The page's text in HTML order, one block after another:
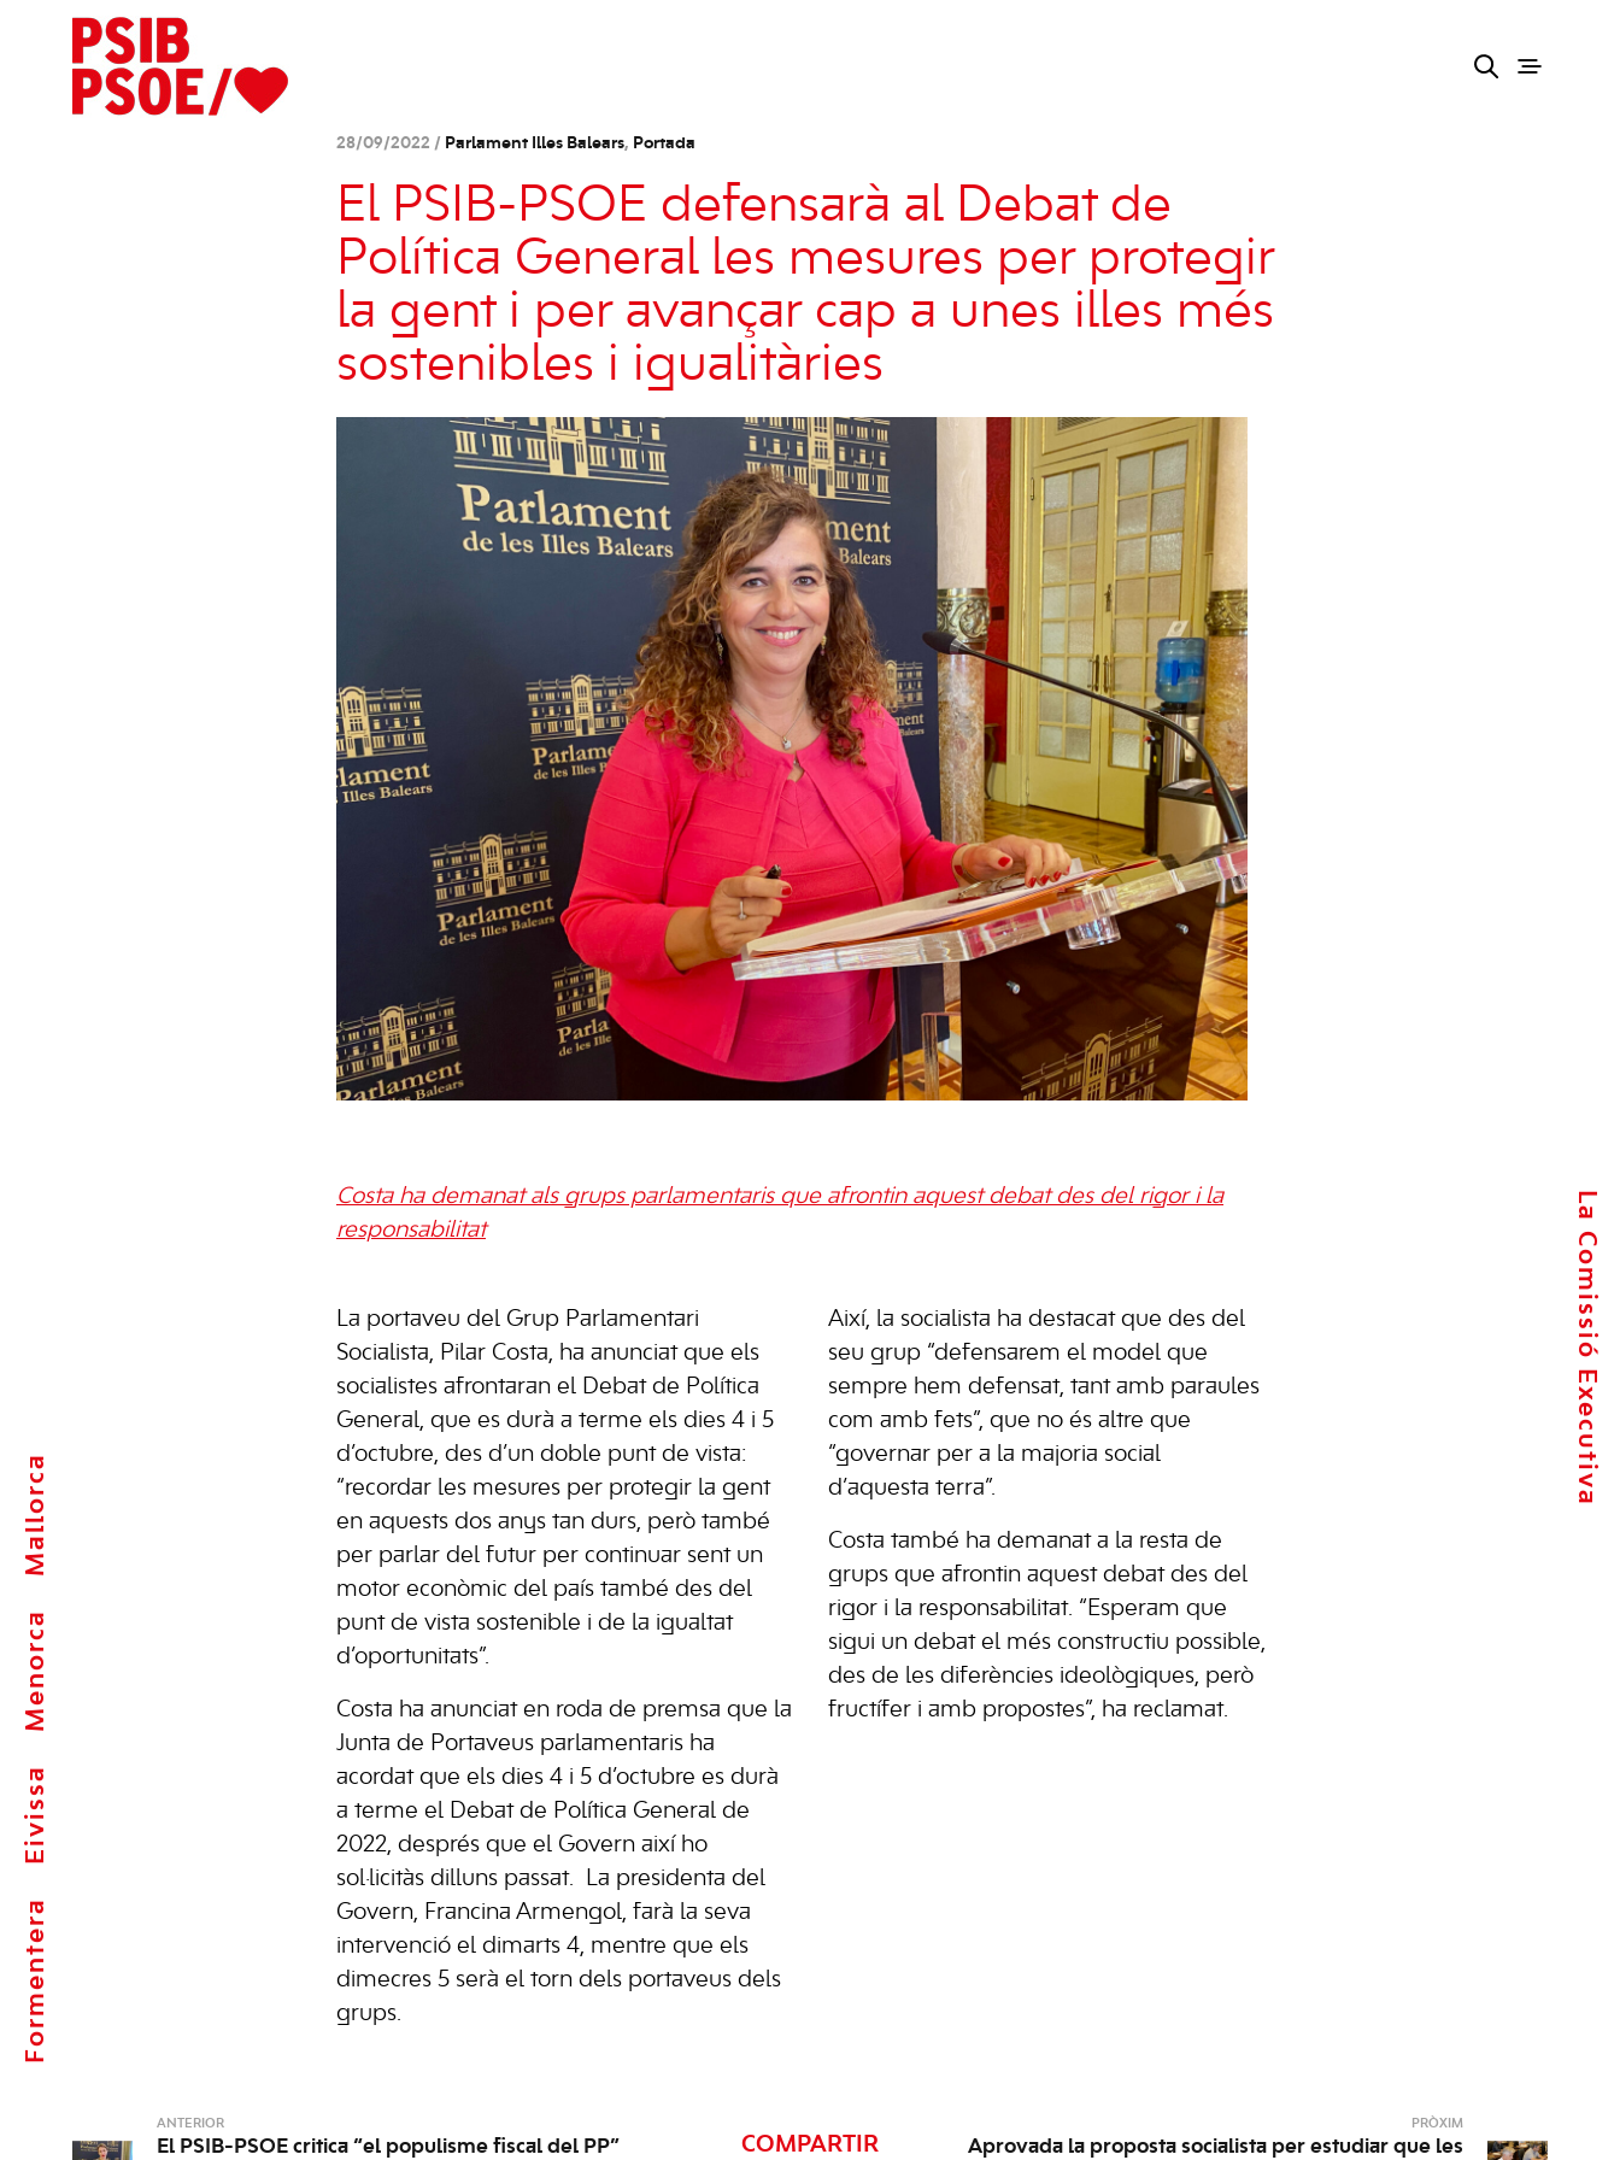
Formentera
Eivissa
Menorca
Mallorca
La Comissió Executiva
28/09/2022 / Parlament Illes Balears, Portada
El PSIB-PSOE defensarà al Debat de
Política General les mesures per protegir
la gent i per avançar cap a unes illes més
sostenibles i igualitàries
Costa ha demanat als grups parlamentaris que afrontin aquest debat des del rigor i la
responsabilitat
La portaveu del Grup Parlamentari
Socialista, Pilar Costa, ha anunciat que els
socialistes afrontaran el Debat de Política
General, que es durà a terme els dies 4 i 5
d’octubre, des d’un doble punt de vista:
“recordar les mesures per protegir la gent
en aquests dos anys tan durs, però també
per parlar del futur per continuar sent un
motor econòmic del país també des del
punt de vista sostenible i de la igualtat
d’oportunitats”.
Costa ha anunciat en roda de premsa que la
Junta de Portaveus parlamentaris ha
acordat que els dies 4 i 5 d’octubre es durà
a terme el Debat de Política General de
2022, després que el Govern així ho
sol·licitàs dilluns passat. La presidenta del
Govern, Francina Armengol, farà la seva
intervenció el dimarts 4, mentre que els
dimecres 5 serà el torn dels portaveus dels
grups.
Així, la socialista ha destacat que des del
seu grup “defensarem el model que
sempre hem defensat, tant amb paraules
com amb fets”, que no és altre que
“governar per a la majoria social
d’aquesta terra”.
Costa també ha demanat a la resta de
grups que afrontin aquest debat des del
rigor i la responsabilitat. “Esperam que
sigui un debat el més constructiu possible,
des de les diferències ideològiques, però
fructífer i amb propostes”, ha reclamat.
ANTERIOR
El PSIB-PSOE critica “el populisme fiscal del PP” COMPARTIR
PRÒXIM
Aprovada la proposta socialista per estudiar que les